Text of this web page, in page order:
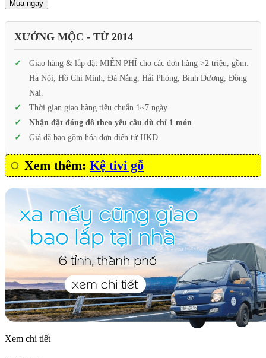
Mua ngay
XƯỞNG MỘC - TỪ 2014
Giao hàng & lắp đặt MIỄN PHÍ cho các đơn hàng >2 triệu, gồm:
Hà Nội, Hồ Chí Minh, Đà Nẵng, Hải Phòng, Bình Dương, Đồng
Nai.
Thời gian giao hàng tiêu chuẩn 1~7 ngày
Nhận đặt đóng đồ theo yêu cầu dù chỉ 1 món
Giá đã bao gồm hóa đơn điện tử HKD
Xem thêm: Kệ tivi gỗ
Xem chi tiết